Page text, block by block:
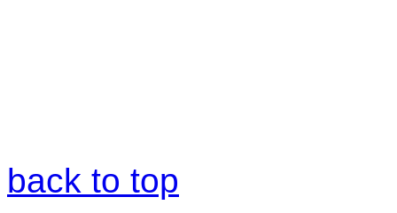
back to top